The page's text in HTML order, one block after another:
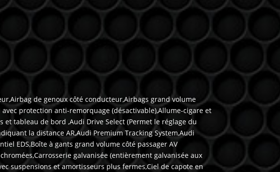
de genoux côté conducteur,Airbags grand volume
protection anti-remorquage (désactivable),Allume-cigare et
tableau de bord ,Audi Drive Select (Permet le réglage du
la distance AR,Audi Premium Tracking System,Audi
EDS,Boîte à gants grand volume côté passager AV
galvanisée (entièrement galvanisée aux
suspensions et amortisseurs plus fermes,Ciel de capote en